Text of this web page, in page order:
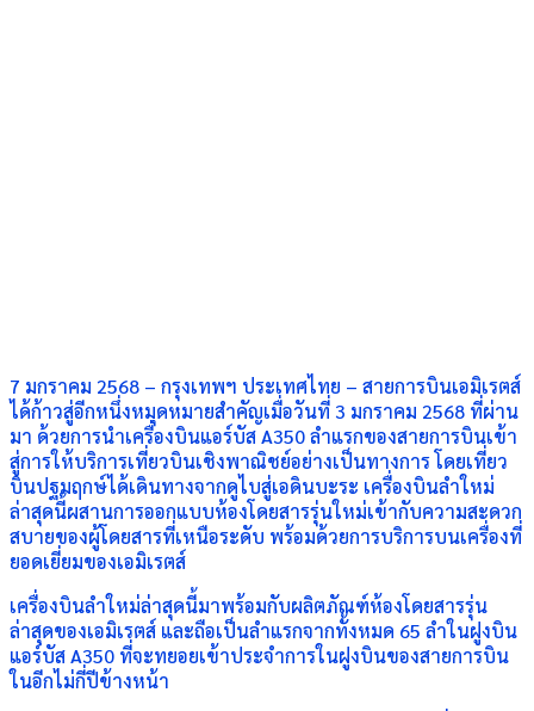
7 มกราคม 2568 – กรุงเทพฯ ประเทศไทย – สายการบินเอมิเรตส์
ได้ก้าวสู่อีกหนึ่งหมุดหมายสำคัญเมื่อวันที่ 3 มกราคม 2568 ที่ผ่าน
มา ด้วยการนำเครื่องบินแอร์บัส A350 ลำแรกของสายการบินเข้า
สู่การให้บริการเที่ยวบินเชิงพาณิชย์อย่างเป็นทางการ โดยเที่ยว
บินปฐมฤกษ์ได้เดินทางจากดูไบสู่เอดินบะระ เครื่องบินลำใหม่
ล่าสุดนี้ผสานการออกแบบห้องโดยสารรุ่นใหม่เข้ากับความสะดวก
สบายของผู้โดยสารที่เหนือระดับ พร้อมด้วยการบริการบนเครื่องที่
ยอดเยี่ยมของเอมิเรตส์
เครื่องบินลำใหม่ล่าสุดนี้มาพร้อมกับผลิตภัณฑ์ห้องโดยสารรุ่น
ล่าสุดของเอมิเรตส์ และถือเป็นลำแรกจากทั้งหมด 65 ลำในฝูงบิน
แอร์บัส A350 ที่จะทยอยเข้าประจำการในฝูงบินของสายการบิน
ในอีกไม่กี่ปีข้างหน้า